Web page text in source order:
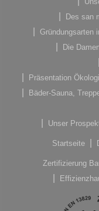
Des san
Gründungsarten
Die
Präsentation
Bäder-Sauna,
Unser
Startseite
Zertifizierung